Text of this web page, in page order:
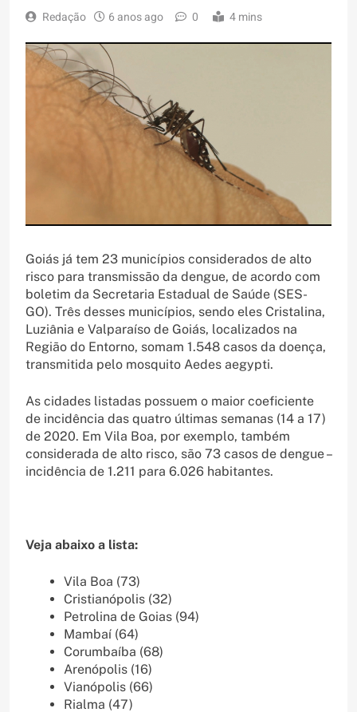
Redação 6 anos ago 0 4 mins
Goiás já tem 23 municípios considerados de alto
risco para transmissão da dengue, de acordo com
boletim da Secretaria Estadual de Saúde (SES-
GO). Três desses municípios, sendo eles Cristalina,
Luziânia e Valparaíso de Goiás, localizados na
Região do Entorno, somam 1.548 casos da doença,
transmitida pelo mosquito Aedes aegypti.
As cidades listadas possuem o maior coeficiente
de incidência das quatro últimas semanas (14 a 17)
de 2020. Em Vila Boa, por exemplo, também
considerada de alto risco, são 73 casos de dengue –
incidência de 1.211 para 6.026 habitantes.
Veja abaixo a lista:
Vila Boa (73)
Cristianópolis (32)
Petrolina de Goias (94)
Mambaí (64)
Corumbaíba (68)
Arenópolis (16)
Vianópolis (66)
Rialma (47)